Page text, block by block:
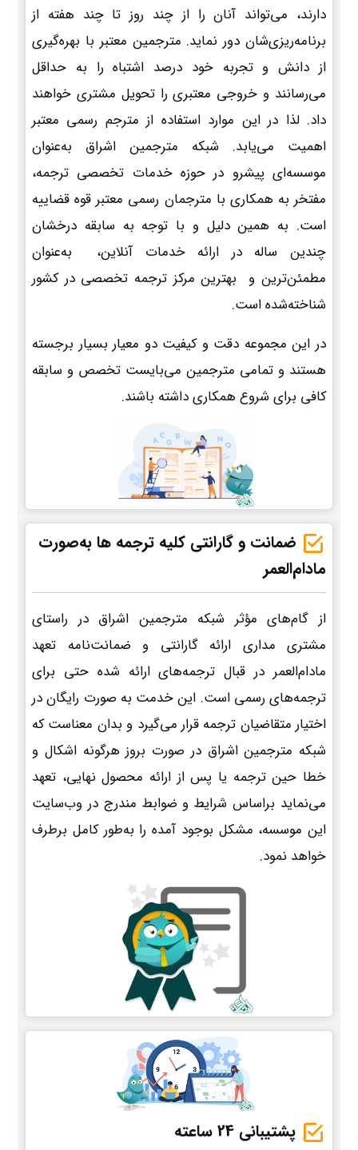
دارند، می‌تواند آنان را از چند روز تا چند هفته از
برنامه‌ریزی‌شان دور نماید. مترجمین معتبر با بهره‌گیری
از دانش و تجربه خود درصد اشتباه را به حداقل
می‌رسانند و خروجی معتبری را تحویل مشتری خواهند
داد. لذا در این موارد استفاده از مترجم رسمی معتبر
اهمیت می‌یابد. شبکه مترجمین اشراق به‌عنوان
موسسه‌ای پیشرو در حوزه خدمات تخصصی ترجمه،
مفتخر به همکاری با مترجمان رسمی معتبر قوه قضاییه
است. به همین دلیل و با توجه به سابقه درخشان
چندین ساله در ارائه خدمات آنلاین، به‌عنوان
مطمئن‌ترین و بهترین مرکز ترجمه تخصصی در کشور
شناخته‌شده است.
در این مجموعه دقت و کیفیت دو معیار بسیار برجسته
هستند و تمامی مترجمین می‌بایست تخصص و سابقه
کافی برای شروع همکاری داشته باشند.
ضمانت و گارانتی کلیه ترجمه ها به‌صورت
مادام‌العمر
از گام‌های مؤثر شبکه مترجمین اشراق در راستای
مشتری مداری ارائه گارانتی و ضمانت‌نامه تعهد
مادام‌العمر در قبال ترجمه‌های ارائه شده حتی برای
ترجمه‌های رسمی است. این خدمت به صورت رایگان در
اختیار متقاضیان ترجمه قرار می‌گیرد و بدان معناست که
شبکه مترجمین اشراق در صورت بروز هرگونه اشکال و
خطا حین ترجمه یا پس از ارائه محصول نهایی، تعهد
می‌نماید براساس شرایط و ضوابط مندرج در وب‌سایت
این موسسه، مشکل بوجود آمده را به‌طور کامل برطرف
خواهد نمود.
پشتیبانی 24 ساعته